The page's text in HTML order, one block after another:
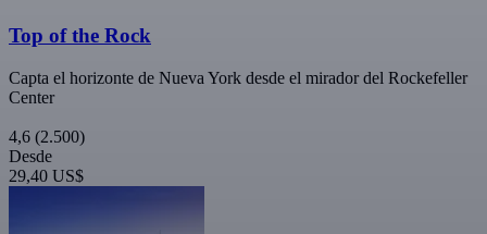
Top of the Rock
Capta el horizonte de Nueva York desde el mirador del Rockefeller
Center
4,6 (2.500)
Desde
29,40 US$